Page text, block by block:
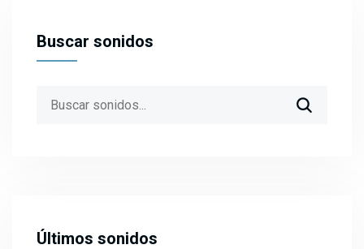
Buscar sonidos
Últimos sonidos